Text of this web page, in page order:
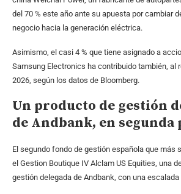
del 70 % este año ante su apuesta por cambiar
negocio hacia la generación eléctrica.
Asimismo, el casi 4 % que tiene asignado a
Samsung Electronics ha contribuido también, al
2026, según los datos de Bloomberg.
Un producto de gestión
de Andbank, en segunda
El segundo fondo de gestión española que más
el Gestion Boutique IV Alclam US Equities, una
gestión delegada de Andbank, con una escalada